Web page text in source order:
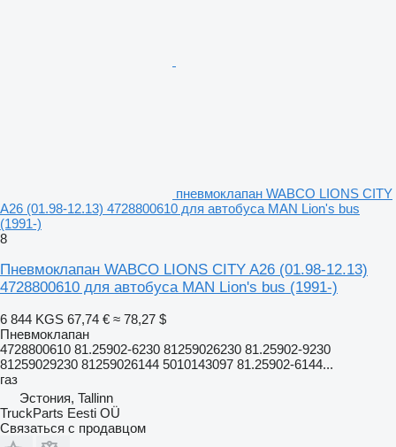
пневмоклапан WABCO LIONS CITY
A26 (01.98-12.13) 4728800610 для автобуса MAN Lion's bus
(1991-)
8
Пневмоклапан WABCO LIONS CITY A26 (01.98-12.13)
4728800610 для автобуса MAN Lion's bus (1991-)
6 844 KGS 67,74 € ≈ 78,27 $
Пневмоклапан
4728800610 81.25902-6230 81259026230 81.25902-9230
81259029230 81259026144 5010143097 81.25902-6144...
газ
Эстония, Tallinn
TruckParts Eesti OÜ
Связаться с продавцом